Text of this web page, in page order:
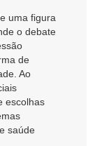
uma figura
o debate
de
Ao
escolhas
saúde